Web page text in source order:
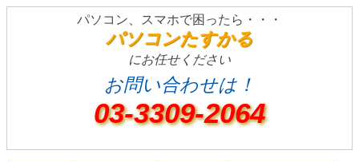
パソコン、スマホで困ったら・・・
パソコンたすかる
にお任せください
お問い合わせは！
03-3309-2064